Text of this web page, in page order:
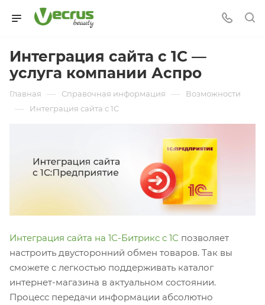
Интеграция сайта с 1С —
услуга компании Аспро
Главная — Справочная информация — Возможности
— Интеграция сайта с 1С
Интеграция сайта на 1С-Битрикс с 1С позволяет
настроить двусторонний обмен товаров. Так вы
сможете с легкостью поддерживать каталог
интернет-магазина в актуальном состоянии.
Процесс передачи информации абсолютно